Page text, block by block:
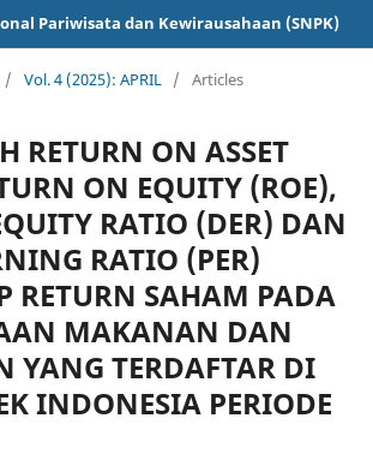
Pariwisata dan Kewirausahaan (SNPK)
/ Vol. 4 (2025): APRIL / Articles
RETURN ON ASSET
ON EQUITY (ROE),
RATIO (DER) DAN
RATIO (PER)
RETURN SAHAM PADA
MAKANAN DAN
YANG TERDAFTAR DI
INDONESIA PERIODE